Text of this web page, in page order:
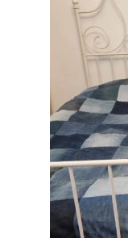
Polityka prywatności
Zamówienie